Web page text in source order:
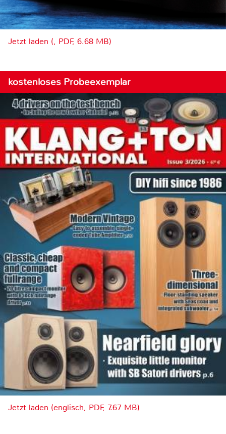
Jetzt laden (, PDF, 6.68 MB)
kostenloses Probeexemplar
Jetzt laden (englisch, PDF, 7.67 MB)